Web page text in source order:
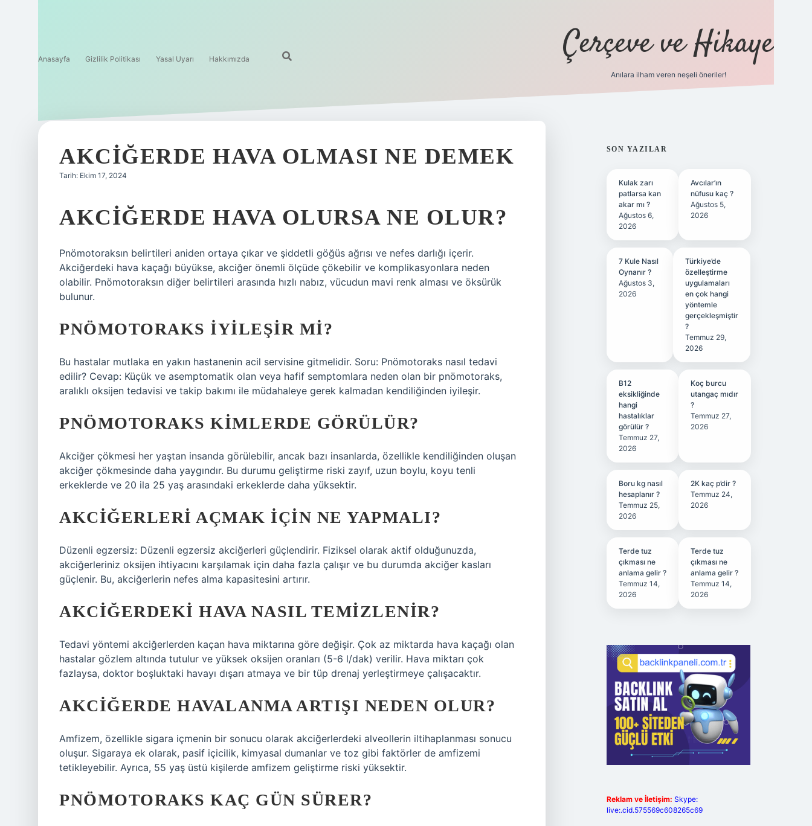
Anasayfa Gizlilik Politikası Yasal Uyarı Hakkımızda Çerçeve ve Hikaye
Anılara ilham veren neşeli öneriler!
AKCIĞERDE HAVA OLMASI NE DEMEK
Tarih: Ekim 17, 2024
AKCIĞERDE HAVA OLURSA NE OLUR?
Pnömotoraksın belirtileri aniden ortaya çıkar ve şiddetli göğüs ağrısı ve nefes darlığı içerir.
Akciğerdeki hava kaçağı büyükse, akciğer önemli ölçüde çökebilir ve komplikasyonlara neden
olabilir. Pnömotoraksın diğer belirtileri arasında hızlı nabız, vücudun mavi renk alması ve öksürük
bulunur.
PNÖMOTORAKS IYILEŞIR MI?
Bu hastalar mutlaka en yakın hastanenin acil servisine gitmelidir. Soru: Pnömotoraks nasıl tedavi
edilir? Cevap: Küçük ve asemptomatik olan veya hafif semptomlara neden olan bir pnömotoraks,
aralıklı oksijen tedavisi ve takip bakımı ile müdahaleye gerek kalmadan kendiliğinden iyileşir.
PNÖMOTORAKS KIMLERDE GÖRÜLÜR?
Akciğer çökmesi her yaştan insanda görülebilir, ancak bazı insanlarda, özellikle kendiliğinden oluşan
akciğer çökmesinde daha yaygındır. Bu durumu geliştirme riski zayıf, uzun boylu, koyu tenli
erkeklerde ve 20 ila 25 yaş arasındaki erkeklerde daha yüksektir.
AKCIĞERLERI AÇMAK IÇIN NE YAPMALI?
Düzenli egzersiz: Düzenli egzersiz akciğerleri güçlendirir. Fiziksel olarak aktif olduğunuzda,
akciğerleriniz oksijen ihtiyacını karşılamak için daha fazla çalışır ve bu durumda akciğer kasları
güçlenir. Bu, akciğerlerin nefes alma kapasitesini artırır.
AKCIĞERDEKI HAVA NASIL TEMIZLENIR?
Tedavi yöntemi akciğerlerden kaçan hava miktarına göre değişir. Çok az miktarda hava kaçağı olan
hastalar gözlem altında tutulur ve yüksek oksijen oranları (5-6 l/dak) verilir. Hava miktarı çok
fazlaysa, doktor boşluktaki havayı dışarı atmaya ve bir tüp drenaj yerleştirmeye çalışacaktır.
AKCIĞERDE HAVALANMA ARTIŞI NEDEN OLUR?
Amfizem, özellikle sigara içmenin bir sonucu olarak akciğerlerdeki alveollerin iltihaplanması sonucu
oluşur. Sigaraya ek olarak, pasif içicilik, kimyasal dumanlar ve toz gibi faktörler de amfizemi
tetikleyebilir. Ayrıca, 55 yaş üstü kişilerde amfizem geliştirme riski yüksektir.
PNÖMOTORAKS KAÇ GÜN SÜRER?
SIDEBAR
SON YAZILAR
Kulak zarı
patlarsa kan
akar mı ?
Ağustos 6,
2026
Avcılar’ın
nüfusu kaç ?
Ağustos 5,
2026
7 Kule Nasıl
Oynanır ?
Ağustos 3,
2026
Türkiye’de
özelleştirme
uygulamaları
en çok hangi
yöntemle
gerçekleşmiştir
?
Temmuz 29,
2026
B12
eksikliğinde
hangi
hastalıklar
görülür ?
Temmuz 27,
2026
Koç burcu
utangaç mıdır
?
Temmuz 27,
2026
Boru kg nasıl
hesaplanır ?
Temmuz 25,
2026
2K kaç p’dir ?
Temmuz 24,
2026
Terde tuz
çıkması ne
anlama gelir ?
Temmuz 14,
2026
Terde tuz
çıkması ne
anlama gelir ?
Temmuz 14,
2026
Reklam ve İletişim: Skype:
live:.cid.575569c608265c69